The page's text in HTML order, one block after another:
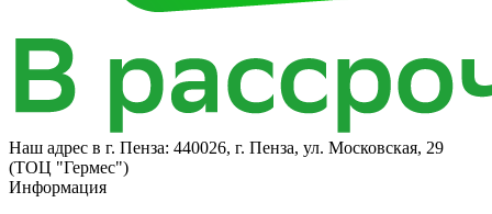
Наш адрес в г. Пенза: 440026, г. Пенза, ул. Московская, 29
(ТОЦ "Гермес")
Информация